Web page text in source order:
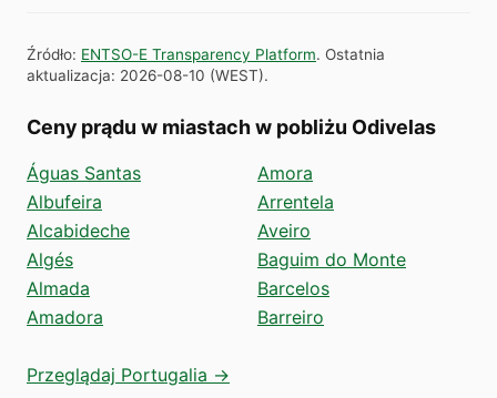
Źródło: ENTSO-E Transparency Platform. Ostatnia
aktualizacja: 2026-08-10 (WEST).
Ceny prądu w miastach w pobliżu Odivelas
Águas Santas
Albufeira
Alcabideche
Algés
Almada
Amadora
Amora
Arrentela
Aveiro
Baguim do Monte
Barcelos
Barreiro
Przeglądaj Portugalia →